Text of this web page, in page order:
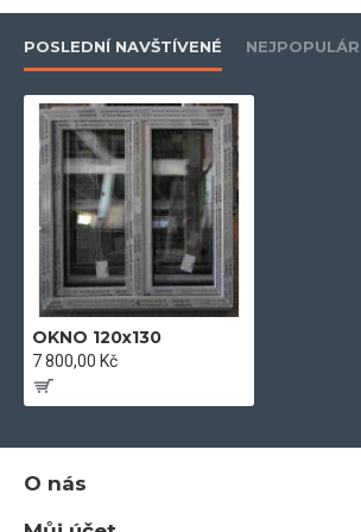
- dodáváme včetně kotev a kování
- 5-ti komorový profil
- kování Maco
- součinitel tepelného prostupu skla U =1 W/
- plastový profil stavební hloubky 71 mm
POSLEDNÍ NAVŠTÍVENÉ
OKNO 120x130
7 800,00 Kč
O nás